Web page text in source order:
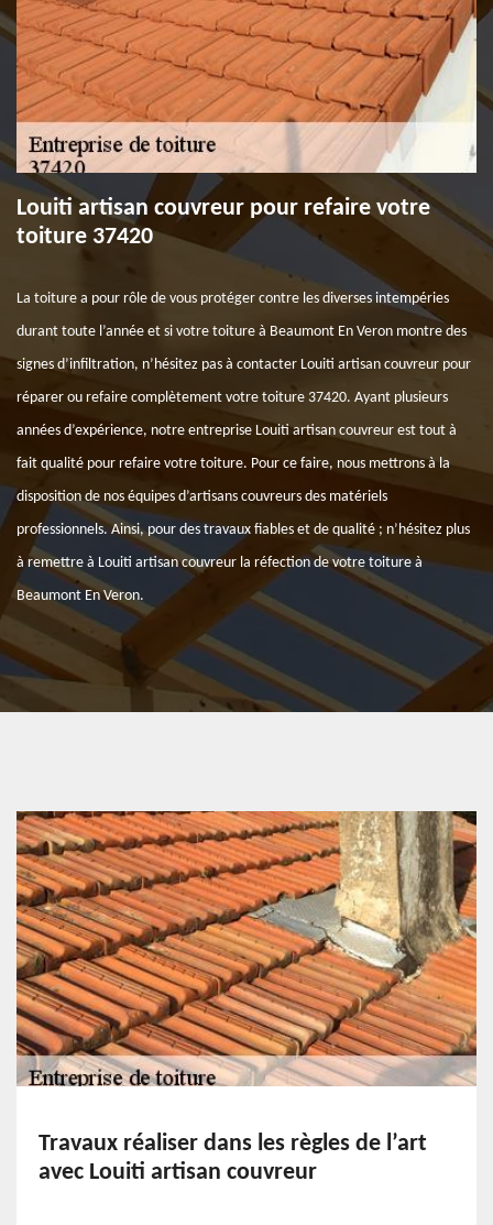
Louiti artisan couvreur pour refaire votre
toiture 37420
La toiture a pour rôle de vous protéger contre les diverses intempéries
durant toute l’année et si votre toiture à Beaumont En Veron montre des
signes d’infiltration, n’hésitez pas à contacter Louiti artisan couvreur pour
réparer ou refaire complètement votre toiture 37420. Ayant plusieurs
années d’expérience, notre entreprise Louiti artisan couvreur est tout à
fait qualité pour refaire votre toiture. Pour ce faire, nous mettrons à la
disposition de nos équipes d’artisans couvreurs des matériels
professionnels. Ainsi, pour des travaux fiables et de qualité ; n’hésitez plus
à remettre à Louiti artisan couvreur la réfection de votre toiture à
Beaumont En Veron.
Travaux réaliser dans les règles de l’art
avec Louiti artisan couvreur